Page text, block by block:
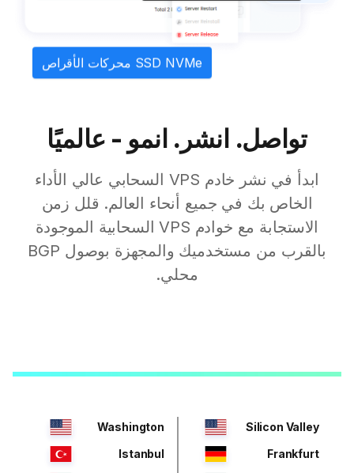
SSD NVMe محركات الأقراص
تواصل. انشر. انمو - عالميًا
ابدأ في نشر خادم VPS السحابي عالي الأداء
الخاص بك في جميع أنحاء العالم. قلل زمن
الاستجابة مع خوادم VPS السحابية الموجودة
بالقرب من مستخدميك والمجهزة بوصول BGP
محلي.
Silicon Valley
Washington
Frankfurt
Istanbul